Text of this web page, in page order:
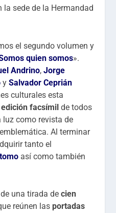
la sede de la Hermandad
el segundo volumen y
quien somos».
Andrino,Jorge
ySalvador Ceprián
culturales esta
edición facsímil de todos
luz como revista de
Al terminar
tanto el
así como también
una tirada decien
reúnen lasportadas